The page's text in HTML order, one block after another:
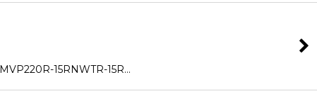
15RNWTR-15R…